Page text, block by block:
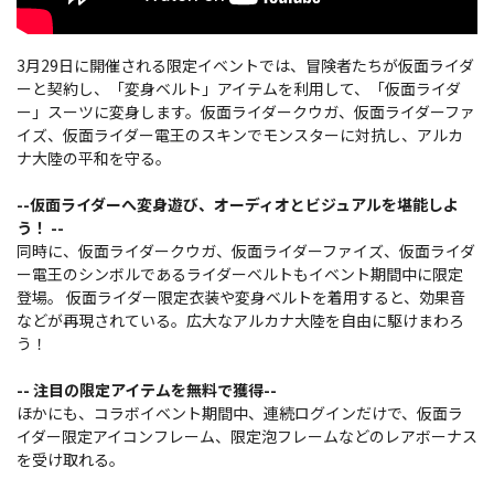
3月29日に開催される限定イベントでは、冒険者たちが仮面ライダ
ーと契約し、「変身ベルト」アイテムを利用して、「仮面ライダ
ー」スーツに変身します。仮面ライダークウガ、仮面ライダーファ
イズ、仮面ライダー電王のスキンでモンスターに対抗し、アルカ
ナ大陸の平和を守る。
--仮面ライダーへ変身遊び、オーディオとビジュアルを堪能しよ
う！ --
同時に、仮面ライダークウガ、仮面ライダーファイズ、仮面ライダ
ー電王のシンボルであるライダーベルトもイベント期間中に限定
登場。 仮面ライダー限定衣装や変身ベルトを着用すると、効果音
などが再現されている。広大なアルカナ大陸を自由に駆けまわろ
う！
-- 注目の限定アイテムを無料で獲得--
ほかにも、コラボイベント期間中、連続ログインだけで、仮面ラ
イダー限定アイコンフレーム、限定泡フレームなどのレアボーナス
を受け取れる。